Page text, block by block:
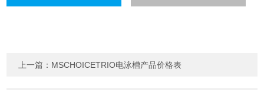
上一篇： MSCHOICETRIO电泳槽产品价格表